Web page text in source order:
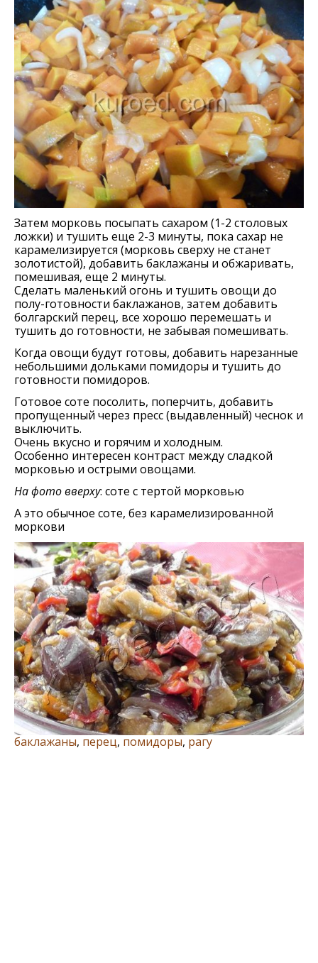
Затем морковь посыпать сахаром (1-2 столовых
ложки) и тушить еще 2-3 минуты, пока сахар не
карамелизируется (морковь сверху не станет
золотистой), добавить баклажаны и обжаривать,
помешивая, еще 2 минуты.
Сделать маленький огонь и тушить овощи до
полу-готовности баклажанов, затем добавить
болгарский перец, все хорошо перемешать и
тушить до готовности, не забывая помешивать.
Когда овощи будут готовы, добавить нарезанные
небольшими дольками помидоры и тушить до
готовности помидоров.
Готовое соте посолить, поперчить, добавить
пропущенный через пресс (выдавленный) чеснок и
выключить.
Очень вкусно и горячим и холодным.
Особенно интересен контраст между сладкой
морковью и острыми овощами.
На фото вверху: соте с тертой морковью
А это обычное соте, без карамелизированной
моркови
баклажаны, перец, помидоры, рагу